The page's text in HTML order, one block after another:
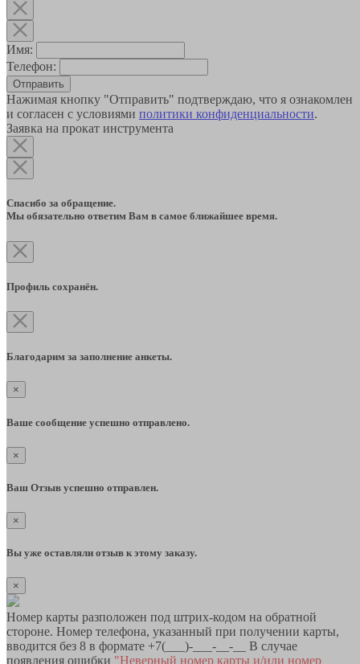
Имя:
Телефон:
Отправить
Нажимая кнопку "Отправить" подтверждаю, что я ознакомлен
и согласен с условиями политики конфиденциальности.
Заявка на прокат инструмента
Спасибо за обращение.
Мы обязательно ответим Вам в самое ближайшее время.
Профиль сохранён.
Благодарим за заполнение анкеты.
×
Ваше сообщение успешно отправлено.
×
Ваш Отзыв успешно отправлен.
×
Вы уже оставляли отзыв к этому заказу.
×
Номер карты разположен под штрих-кодом на обратной
стороне. Номер телефона, указанный при получении карты,
вводится без 8 в формате +7(___)-___-__-__ В случае
появления ошибки "Неверный номер карты и/или номер